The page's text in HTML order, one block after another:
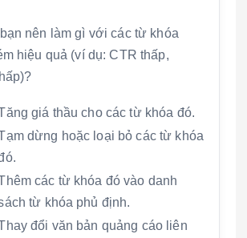
nên làm gì với các từ khóa
hiệu quả (ví dụ: CTR thấp,
giá thầu cho các từ khóa đó.
dừng hoặc loại bỏ các từ khóa
các từ khóa đó vào danh
từ khóa phủ định.
đổi văn bản quảng cáo liên